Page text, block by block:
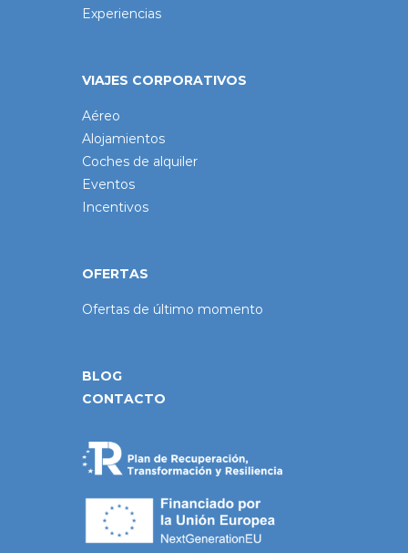
Experiencias
VIAJES CORPORATIVOS
Aéreo
Alojamientos
Coches de alquiler
Eventos
Incentivos
OFERTAS
Ofertas de último momento
BLOG
CONTACTO